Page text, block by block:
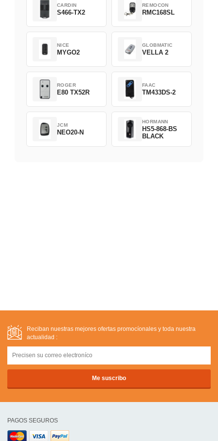
CARDIN
S466-TX2
REMOCON
RMC168SL
NICE
MYGO2
GLOBMATIC
VELLA 2
ROGER
E80 TX52R
FAAC
TM433DS-2
JCM
NEO20-N
HORMANN
HS5-868-BS
BLACK
Reciban nuestras mejores ofertas promocíonales y toda nuestra
actualidad :
PAGOS SEGUROS